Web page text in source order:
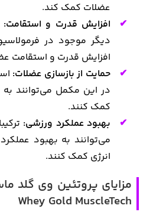
عضلات کمک کند.
افزایش قدرت و استقامت:
دیگر موجود در
افزایش قدرت و استقامت
حمایت از بازسازی عضلات:
در این مکمل می‌توانند
کمک کنند.
بهبود عملکرد ورزشی:
می‌توانند به بهبود
انرژی کمک کنند.
Whey Gold MuscleTech